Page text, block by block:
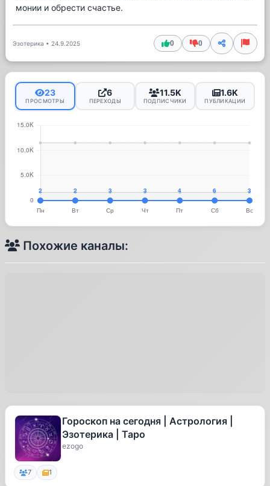
монии и обрести счастье.
Эзотерика • 24.9.2025 0 0
23
ПРОСМОТРЫ
6
ПЕРЕХОДЫ
11.5K
ПОДПИСЧИКИ
1.6K
ПУБЛИКАЦИИ
Похожие каналы:
Гороскоп на сегодня | Астрология |
Эзотерика | Таро
ezogo
7 1